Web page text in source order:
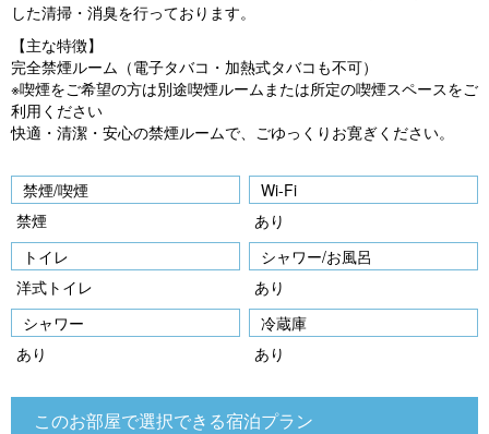
した清掃・消臭を行っております。
【主な特徴】
完全禁煙ルーム（電子タバコ・加熱式タバコも不可）
※喫煙をご希望の方は別途喫煙ルームまたは所定の喫煙スペースをご
利用ください
快適・清潔・安心の禁煙ルームで、ごゆっくりお寛ぎください。
禁煙/喫煙
禁煙
Wi-Fi
あり
トイレ
洋式トイレ
シャワー/お風呂
あり
シャワー
あり
冷蔵庫
あり
このお部屋で選択できる宿泊プラン